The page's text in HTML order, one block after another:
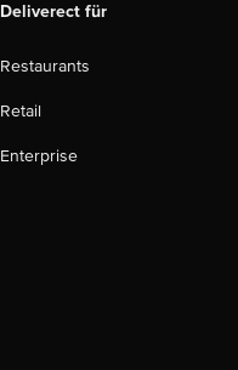
Deliverect für
Restaurants
Retail
Enterprise